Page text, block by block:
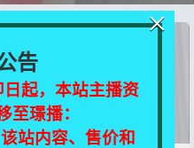
新内容
告
起，本站主播资
至璟播：
站内容、售价和
×